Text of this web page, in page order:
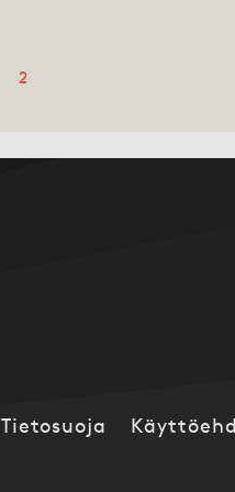
2
Tietosuoja